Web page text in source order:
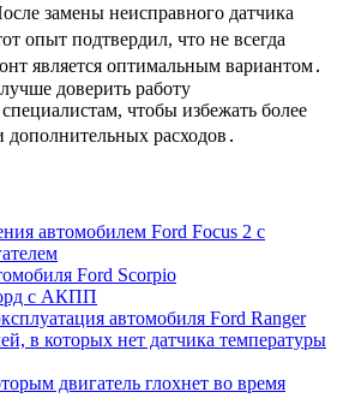
замены неисправного датчика
опыт подтвердил, что не всегда
является оптимальным вариантом․
доверить работу
чтобы избежать более
дополнительных расходов․
автомобилем Ford Focus 2 с
Ford Scorpio
с АКПП
автомобиля Ford Ranger
в которых нет датчика температуры
двигатель глохнет во время